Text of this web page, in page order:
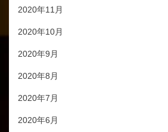
2020年11月
2020年10月
2020年9月
2020年8月
2020年7月
2020年6月